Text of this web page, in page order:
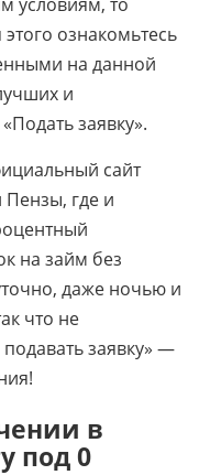
ознакомьтесь
на данной
и
заявку».
сайт
где и
на займ без
даже ночью и
что не
заявку» —
в
под 0